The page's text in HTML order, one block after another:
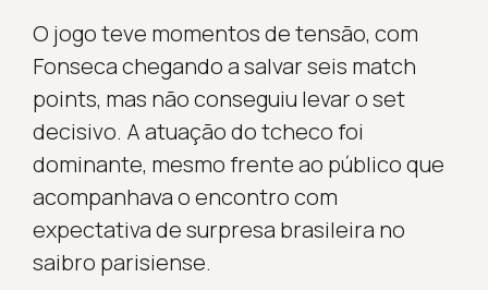
O jogo teve momentos de tensão, com
Fonseca chegando a salvar seis match
points, mas não conseguiu levar o set
decisivo. A atuação do tcheco foi
dominante, mesmo frente ao público que
acompanhava o encontro com
expectativa de surpresa brasileira no
saibro parisiense.